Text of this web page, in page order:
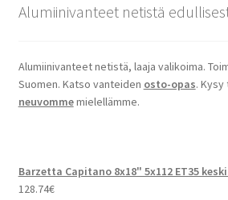
Alumiinivanteet netistä
Alumiinivanteet netistä, laaja valikoima.
Suomen. Katso vanteiden osto-opas.
neuvommemielellämme.
Barzetta Capitano 8x18" 5x112 ET35
128.74€